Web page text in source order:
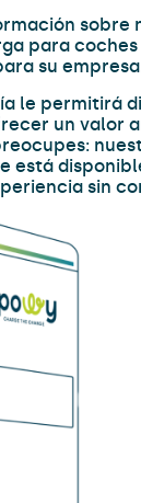
sobre
para
su
le permitirá
un valor
está
sin